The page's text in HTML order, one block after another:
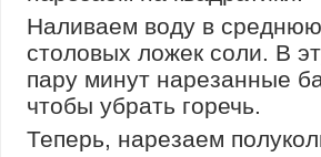
Наливаем воду в
столовых ложек соли. В
пару минут нарезанные
чтобы убрать горечь.
Теперь, нарезаем